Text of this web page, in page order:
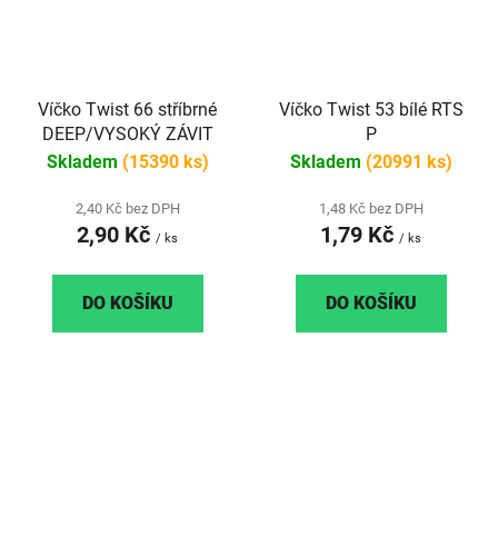
Víčko Twist 66 stříbrné
DEEP/VYSOKÝ ZÁVIT
Skladem (15390 ks)
2,40 Kč bez DPH
2,90 Kč / ks
DO KOŠÍKU
Víčko Twist 53 bílé RTS
P
Skladem (20991 ks)
1,48 Kč bez DPH
1,79 Kč / ks
DO KOŠÍKU